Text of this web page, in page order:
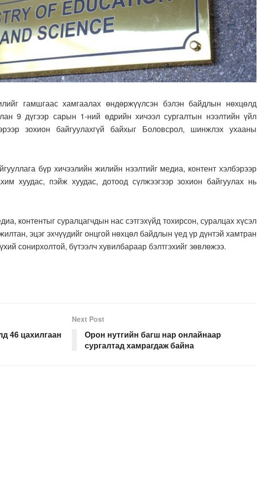
гамшгаас хамгаалах өндөржүүлсэн бэлэн байдлын нөхцөлд
9 дүгээр сарын 1-ний өдрийн хичээл сургалтын нээлтийн үйл
зохион байгуулахгүй байхыг Боловсрол, шинжлэх ухааны
бүр хичээлийн жилийн нээлтийг медиа, контент хэлбэрээр
хуудас, пэйж хуудас, дотоод сүлжээгээр зохион байгуулах нь
контентыг суралцагчдын нас сэтгэхүйд тохирсон, суралцах хүсэл
эцэг эхчүүдийг онцгой нөхцөл байдлын үед үр дүнтэй хамтран
сонирхолтой, бүтээлч хувилбараар бэлтгэхийг зөвлөжээ.
46 цахилгаан
Next Post
Орон нутгийн багш нар онлайнаар
сургалтад хамрагдаж байна